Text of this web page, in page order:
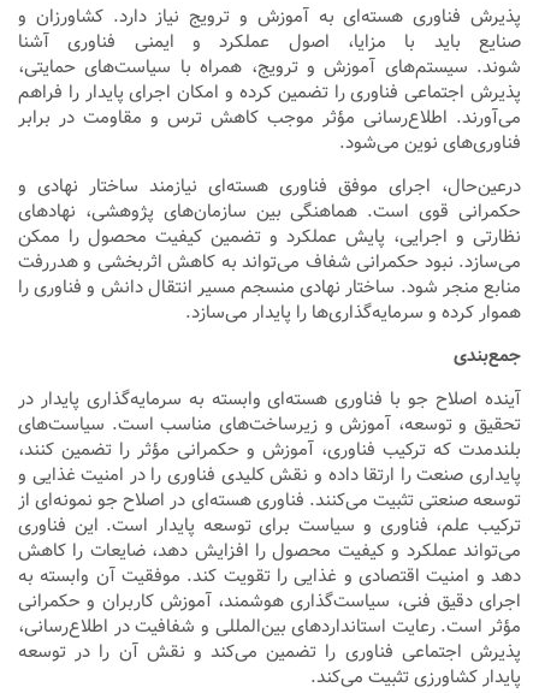
پذیرش فناوری هسته‌ای به آموزش و ترویج نیاز دارد. کشاورزان و
صنایع باید با مزایا، اصول عملکرد و ایمنی فناوری آشنا
شوند. سیستم‌های آموزش و ترویج، همراه با سیاست‌های حمایتی،
پذیرش اجتماعی فناوری را تضمین کرده و امکان اجرای پایدار را فراهم
می‌آورند. اطلاع‌رسانی مؤثر موجب کاهش ترس و مقاومت در برابر
فناوری‌های نوین می‌شود.
درعین‌حال، اجرای موفق فناوری هسته‌ای نیازمند ساختار نهادی و
حکمرانی قوی است. هماهنگی بین سازمان‌های پژوهشی، نهادهای
نظارتی و اجرایی، پایش عملکرد و تضمین کیفیت محصول را ممکن
می‌سازد. نبود حکمرانی شفاف می‌تواند به کاهش اثربخشی و هدررفت
منابع منجر شود. ساختار نهادی منسجم مسیر انتقال دانش و فناوری را
هموار کرده و سرمایه‌گذاری‌ها را پایدار می‌سازد.
جمع‌بندی
آینده اصلاح جو با فناوری هسته‌ای وابسته به سرمایه‌گذاری پایدار در
تحقیق و توسعه، آموزش و زیرساخت‌های مناسب است. سیاست‌های
بلندمدت که ترکیب فناوری، آموزش و حکمرانی مؤثر را تضمین کنند،
پایداری صنعت را ارتقا داده و نقش کلیدی فناوری را در امنیت غذایی و
توسعه صنعتی تثبیت می‌کنند. فناوری هسته‌ای در اصلاح جو نمونه‌ای از
ترکیب علم، فناوری و سیاست برای توسعه پایدار است. این فناوری
می‌تواند عملکرد و کیفیت محصول را افزایش دهد، ضایعات را کاهش
دهد و امنیت اقتصادی و غذایی را تقویت کند. موفقیت آن وابسته به
اجرای دقیق فنی، سیاست‌گذاری هوشمند، آموزش کاربران و حکمرانی
مؤثر است. رعایت استانداردهای بین‌المللی و شفافیت در اطلاع‌رسانی،
پذیرش اجتماعی فناوری را تضمین می‌کند و نقش آن را در توسعه
پایدار کشاورزی تثبیت می‌کند.